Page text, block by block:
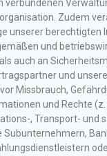
verbundenen
Zudem
unserer berechtigten
und
auch an
und
Missbrauch,
und Rechte
, Transport- und
Subunternehmern,